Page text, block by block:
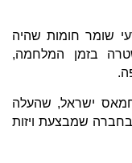
שומר חומות שהיה
בזמן המלחמה,
ישראל, שהעלה
שמבצעת ויזות